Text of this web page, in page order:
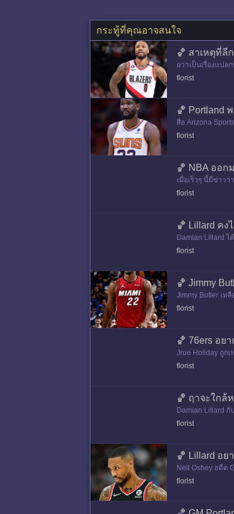
กระทู้ที่คุณอาจสนใจ
🏀 สาเหตุที่ลี
อว่าเป็นเรื่องเเป
ยคนเคยทําเเบบเดี
florist
🏀 Portland
สื่อ Arizona
florist
🏀 NBA ออก
เมื่อเร็วๆ นี้มีข่าว
BA ได้ส่ง memo
florist
🏀 Lillard คง
Damian Lillard ไ
ด้ลงรายงาน
florist
🏀 Jimmy
Jimmy Butler เห
florist
🏀 76ers อย
Jrue Holiday ถูก
florist
🏀 ฤาจะใกล้
Damian Lillard กั
florist
🏀 Lillard อย
Neil Oshey อดีต
florist